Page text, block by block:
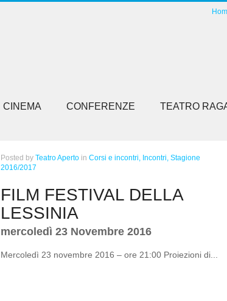
CINEMA CONFERENZE TEATRO
Posted by Teatro Aperto in Corsi e incontri, Incontri, Stagione
2016/2017
FILM FESTIVAL DELLA
LESSINIA
mercoledì 23 Novembre 2016
Mercoledì 23 novembre 2016 – ore 21:00 Proiezioni di...